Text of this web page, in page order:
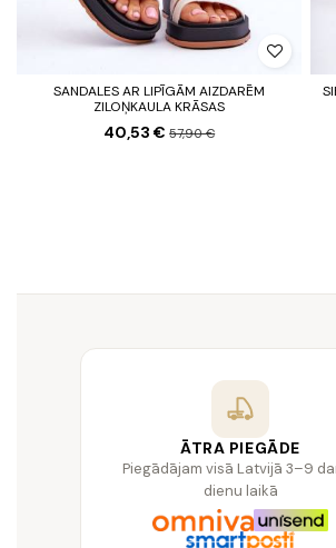
SANDALES AR LIPĪGĀM AIZDARĒM
ZILOŅKAULA KRĀSAS
40,53 €57,90 €
ĀTRA PIEGĀDE
Piegādājam visā Latvijā 3–9
dienu laikā